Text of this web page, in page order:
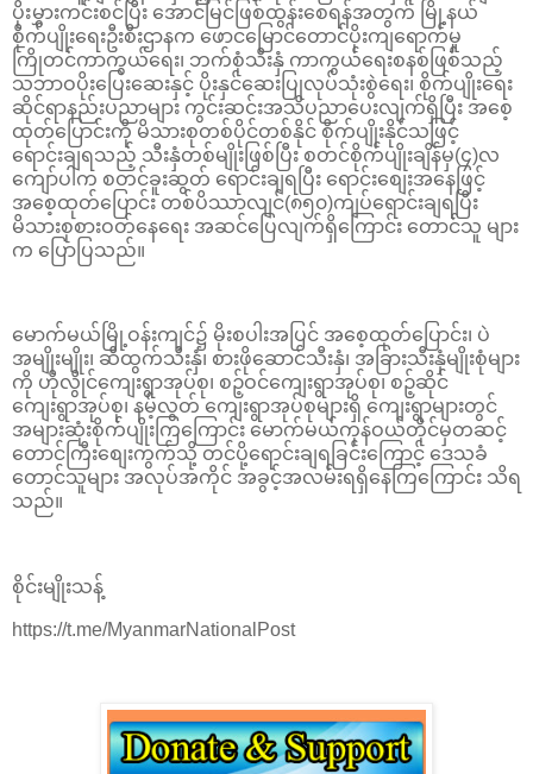
ပိုးမွှားကင်းစင်ပြီး အောင်မြင်ဖြစ်ထွန်းစေရန်အတွက် မြို့နယ်
စိုက်ပျိုးရေးဦးစီးဌာနက ဖောငမြောင်တောင်ပိုးကျရောက်မှု
ကြိုတင်ကာကွယ်ရေး၊ ဘက်စုံသီးနှံ ကာကွယ်ရေးစနစ်ဖြစ်သည့်
သဘာဝပိုးပြေးဆေးနှင့် ပိုးနှင်ဆေးပြုလုပ်သုံးစွဲရေး၊ စိုက်ပျိုးရေး
ဆိုင်ရာနည်းပညာများ ကွင်းဆင်းအသိပညာပေးလျက်ရှိပြီး အစေ့
ထုတ်ပြောင်းကို မိသားစုတစ်ပိုင်တစ်နိုင် စိုက်ပျိုးနိုင်သဖြင့်
ရောင်းချရသည့် သီးနှံတစ်မျိုးဖြစ်ပြီး စတင်စိုက်ပျိုးချိန်မှ(၄)လ
ကျော်ပါက စတင်ခူးဆွတ် ရောင်းချရပြီး ရောင်းစျေးအနေဖြင့်
အစေ့ထုတ်ပြောင်း တစ်ပိဿာလျင်(၈၅၀)ကျပ်ရောင်းချရပြီး
မိသားစုစားဝတ်နေရေး အဆင်ပြေလျက်ရှိကြောင်း တောင်သူ များ
က ပြောပြသည်။
မောက်မယ်မြို့ဝန်းကျင်၌ မိုးစပါးအပြင် အစေ့ထုတ်ပြောင်း၊ ပဲ
အမျိုးမျိုး၊ ဆီထွက်သီးနှံ၊ စားဖိုဆောင်သီးနှံ၊ အခြားသီးနှံမျိုးစုံများ
ကို ဟိုလွိုင်ကျေးရွာအုပ်စု၊ စဉ့်ဝင်ကျေးရွာအုပ်စု၊ စဉ့်ဆိုင်
ကျေးရွာအုပ်စု၊ နမ့်လွတ် ကျေးရွာအုပ်စုများရှိ ကျေးရွာများတွင်
အများဆုံးစိုက်ပျိုးကြကြောင်း မောက်မယ်ကုန်ဝယ်တိုင်မှတဆင့်
တောင်ကြီးစျေးကွက်သို့ တင်ပို့ရောင်းချရခြင်းကြောင့် ဒေသခံ
တောင်သူများ အလုပ်အကိုင် အခွင့်အလမ်းရရှိနေကြကြောင်း သိရ
သည်။
စိုင်းမျိုးသန့်
https://t.me/MyanmarNationalPost